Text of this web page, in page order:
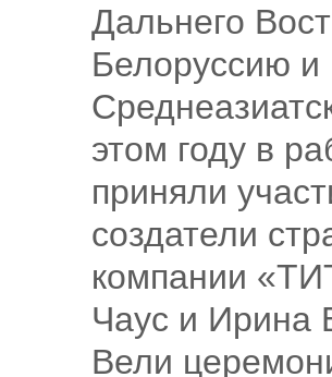
Дальнего
Белоруссию и
этом году в
приняли
создатели
компании
Чаус и Ирина
Вели